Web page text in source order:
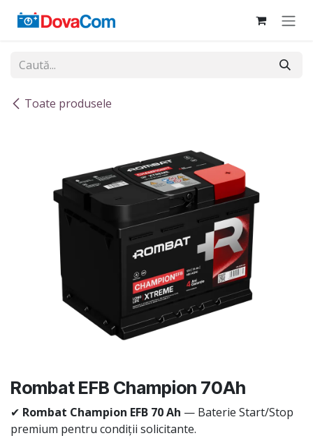
Toate produsele
Rombat EFB Champion 70Ah
✔ Rombat Champion EFB 70 Ah — Baterie Start/Stop
premium pentru condiții solicitante.